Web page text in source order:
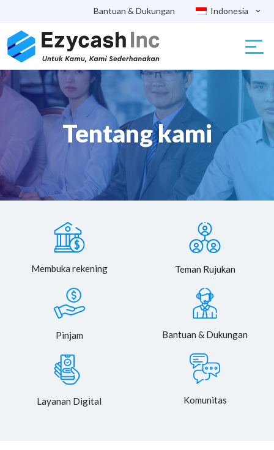
Bantuan & Dukungan Indonesia
Tentang kami
Membuka rekening
Pinjam
Layanan Digital
Teman Rujukan
Bantuan & Dukungan
Komunitas